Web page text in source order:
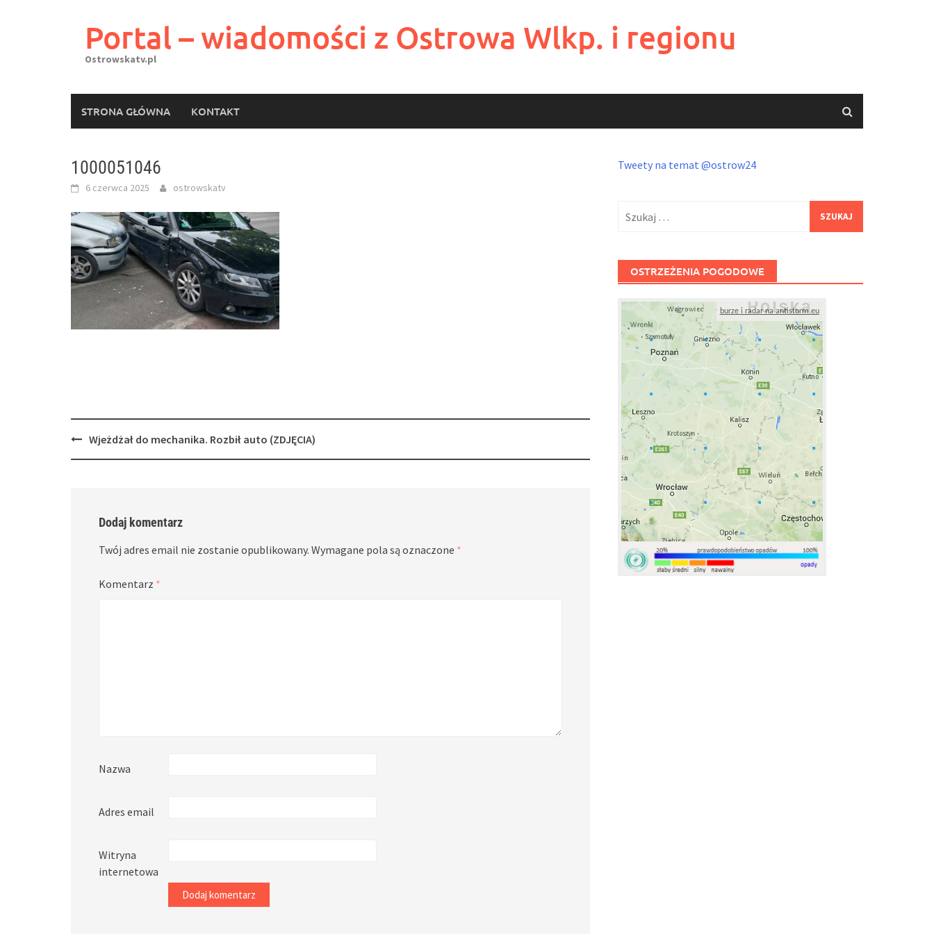
Portal – wiadomości z Ostrowa Wlkp. i regionu
Ostrowskatv.pl
STRONA GŁÓWNA KONTAKT
1000051046
6 czerwca 2025 ostrowskatv
PostWjeżdżał do mechanika. Rozbił auto (ZDJĘCIA)
Dodaj komentarz
Twój adres email nie zostanie opublikowany. Wymagane pola są oznaczone *
Komentarz *
Nazwa
Adres email
Witryna
internetowa
Tweety na temat @ostrow24
OSTRZEŻENIA POGODOWE
burze i radar na antistorm.eu